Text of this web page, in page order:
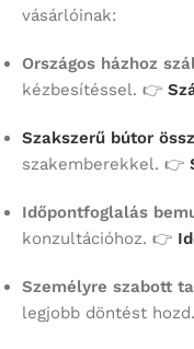
vásárlóinak:
Országos házhoz
kézbesítéssel. 👉
Szakszerű bútor
szakemberekkel. 👉
Időpontfoglalás
konzultációhoz. 👉
Személyre szabott
legjobb döntést hozd.